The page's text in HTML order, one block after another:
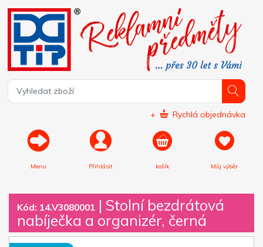
+ Rychlá objednávka
Menu Přihlásit košík Můj výběr
Kód: 14.V3080001 | Stolní bezdrátová
nabíječka a organizér, černá